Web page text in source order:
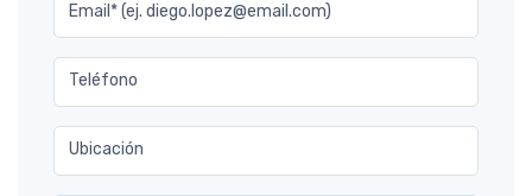
Email* (ej. diego.lopez@email.com)
Teléfono
Ubicación